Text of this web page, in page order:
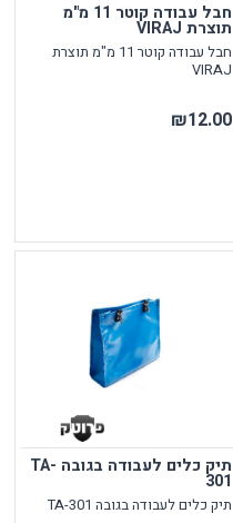
חבל עבודה קוטר 11 מ"מ
תוצרת VIRAJ
חבל עבודה קוטר 11 מ"מ תוצרת
VIRAJ
₪12.00
תיק כלים לעבודה בגובה TA-
301
תיק כלים לעבודה בגובה TA-301